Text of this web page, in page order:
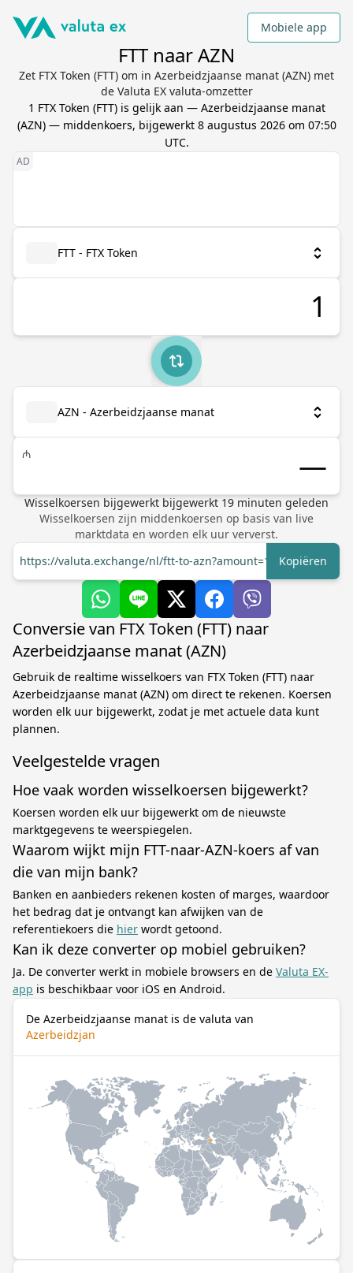
Mobiele app
FTT naar AZN
Zet FTX Token (FTT) om in Azerbeidzjaanse manat (AZN) met
de Valuta EX valuta-omzetter
1 FTX Token (FTT) is gelijk aan — Azerbeidzjaanse manat
(AZN) — middenkoers, bijgewerkt 8 augustus 2026 om 07:50
UTC.
FTT - FTX Token
AZN - Azerbeidzjaanse manat
₼
Wisselkoersen bijgewerkt bijgewerkt 19 minuten geleden
Wisselkoersen zijn middenkoersen op basis van live
marktdata en worden elk uur ververst.
https://valuta.exchange/nl/ftt-to-azn?amount=1
Kopiëren
Conversie van FTX Token (FTT) naar
Azerbeidzjaanse manat (AZN)
Gebruik de realtime wisselkoers van FTX Token (FTT) naar
Azerbeidzjaanse manat (AZN) om direct te rekenen. Koersen
worden elk uur bijgewerkt, zodat je met actuele data kunt
plannen.
Veelgestelde vragen
Hoe vaak worden wisselkoersen bijgewerkt?
Koersen worden elk uur bijgewerkt om de nieuwste
marktgegevens te weerspiegelen.
Waarom wijkt mijn FTT-naar-AZN-koers af van
die van mijn bank?
Banken en aanbieders rekenen kosten of marges, waardoor
het bedrag dat je ontvangt kan afwijken van de
referentiekoers die hier wordt getoond.
Kan ik deze converter op mobiel gebruiken?
Ja. De converter werkt in mobiele browsers en de Valuta EX-
app is beschikbaar voor iOS en Android.
De Azerbeidzjaanse manat is de valuta van
Azerbeidzjan